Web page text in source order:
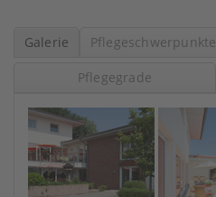
Galerie Pflegeschwerpunkte
Pflegegrade